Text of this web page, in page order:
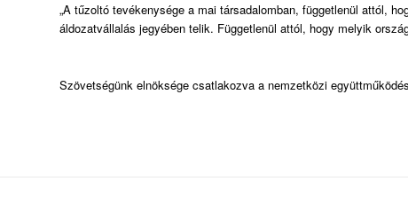
„A tűzoltó tevékenysége a mai társadalomban, függetlenül attól,
áldozatvállalás jegyében telik. Függetlenül attól, hogy melyik
Szövetségünk elnöksége csatlakozva a nemzetközi